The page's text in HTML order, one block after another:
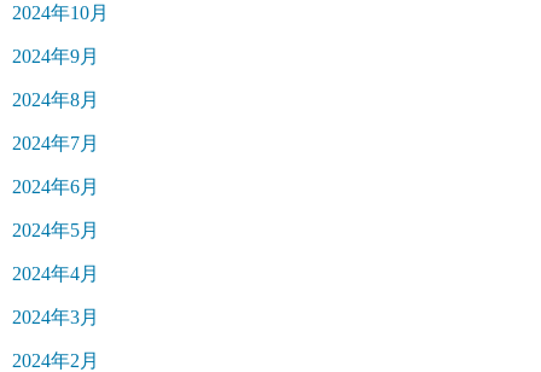
2024年10月
2024年9月
2024年8月
2024年7月
2024年6月
2024年5月
2024年4月
2024年3月
2024年2月